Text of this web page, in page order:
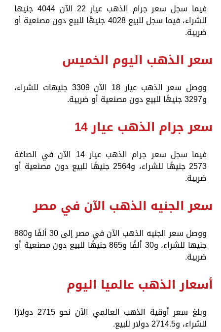
فيما سجل سعر جرام الذهب عيار 22 الآن 4044 جنيها
للشراء، فيما سجل للبيع 4028 جنيهًا للبيع دون مصنعية أو
ضريبة.
سعر الذهب اليوم الخميس
ووصل سعر الذهب عيار 18 الآن 3309 جنيهات للشراء،
و3297 جنيهًا للبيع دون مصنعية أو ضريبة.
سعر جرام الذهب عيار 14
فيما سجل سعر جرام الذهب عيار 14 الآن في الصاغة
2573 جنيهًا للشراء، و2564 جنيهًا للبيع دون مصنعية أو
ضريبة.
سعر الجنيه الذهب الآن في مصر
ووصل سعر الجنيه الذهب الآن في مصر إلى 30 ألفًا و880
جنيها للشراء، و30 ألفًا و865 جنيهًا للبيع دون مصنعية أو
ضريبة.
أسعار الذهب عالميا اليوم
وبلغ سعر أوقية الذهب العالمي الآن نحو 2715 دولارًا
للشراء، و2714.5 دولار للبيع.